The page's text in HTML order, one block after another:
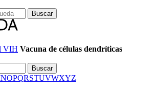
VIH Vacuna de células dendríticas
Buscar
NOPQRSTUVWXYZ